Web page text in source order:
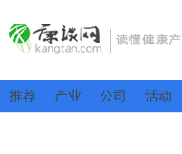
推荐 产业 公司 活动